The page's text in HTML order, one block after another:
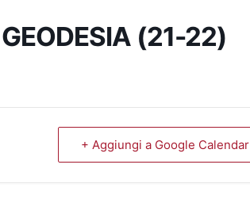
(21-22)
+ Aggiungi a Google Calendar